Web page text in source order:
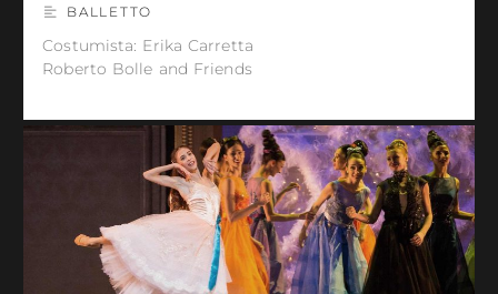
BALLETTO
Costumista: Erika Carretta
Roberto Bolle and Friends